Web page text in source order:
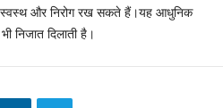
स्वस्थ और निरोग रख सकते हैं।यह आधुनिक
दिलाती है।